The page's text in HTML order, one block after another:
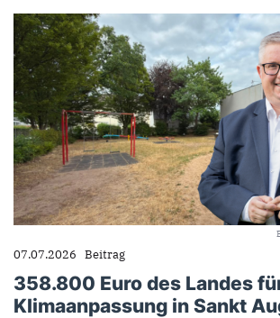
07.07.2026 Beitrag
358.800 Euro des Landes
Klimaanpassung in Sankt